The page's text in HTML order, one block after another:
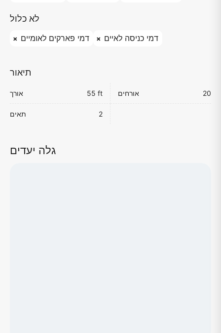
לא כלול
דמי פארקים לאומיים דמי כניסה לאיים
תיאור
אורך 55 ft אורחים 20
תאים 2
גלה יעדים